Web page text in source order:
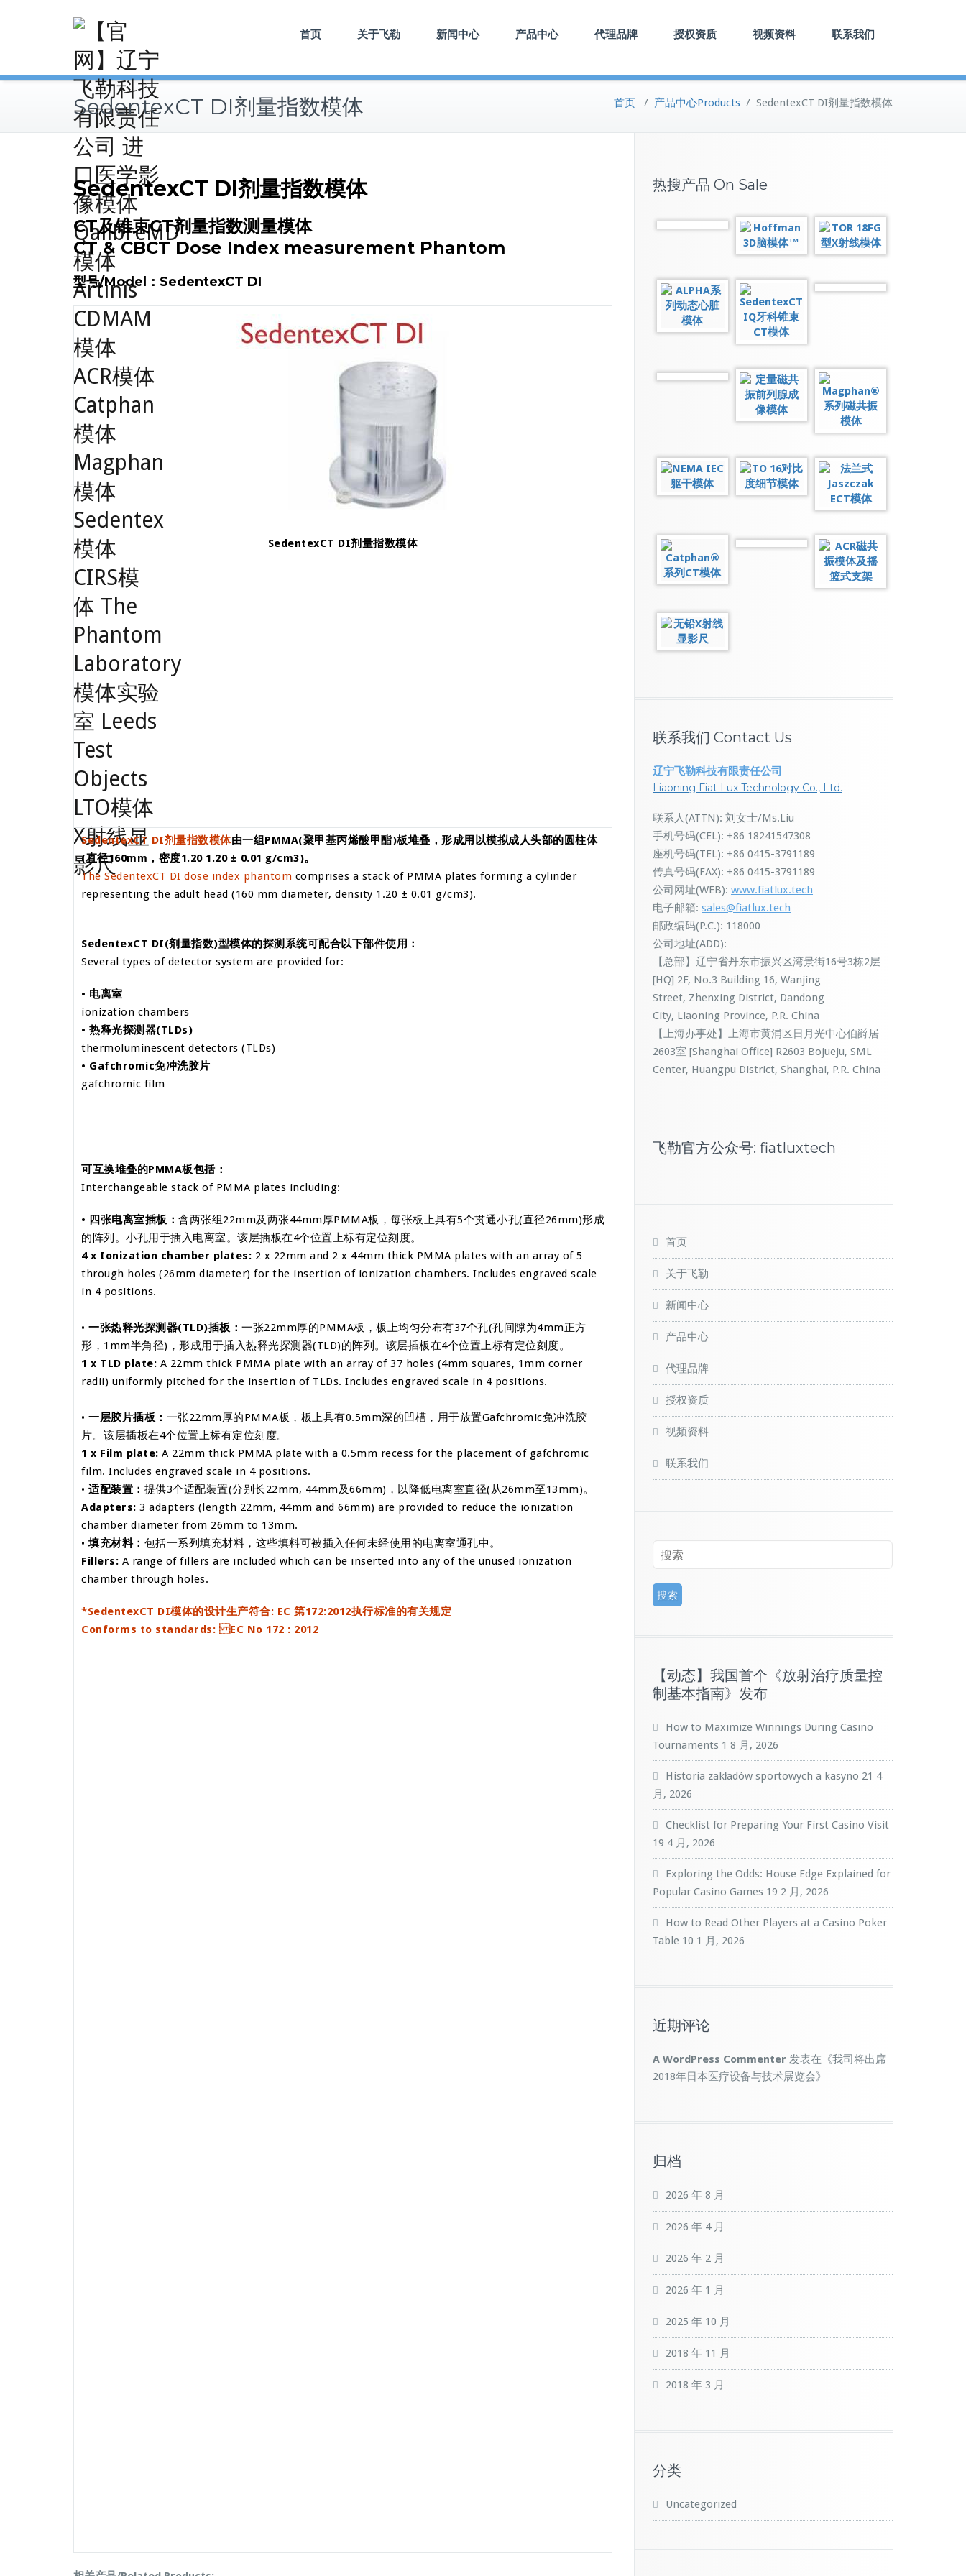
首页 关于飞勒 新闻中心 产品中心 代理品牌 授权资质 视频资料 联系我们
SedentexCT DI剂量指数模体 首页 / 产品中心Products / SedentexCT DI剂量指数模体
SedentexCT DI剂量指数模体
CT及锥束CT剂量指数测量模体
CT & CBCT Dose Index measurement Phantom
型号/Model：SedentexCT DI
SedentexCT DI剂量指数模体
SedentexCT DI剂量指数模体由一组PMMA(聚甲基丙烯酸甲酯)板堆叠，形成用以模拟成人头部的圆柱体
(直径160mm，密度1.201.20 ± 0.01 g/cm3)。
The SedentexCT DI dose index phantom comprises a stack of PMMA plates forming a cylinder
representing the adult head (160 mm diameter, density 1.20 ± 0.01 g/cm3).
SedentexCT DI(剂量指数)型模体的探测系统可配合以下部件使用：
Several types of detector system are provided for:
• 电离室
ionization chambers
• 热释光探测器(TLDs)
thermoluminescent detectors (TLDs)
• Gafchromic免冲洗胶片
gafchromic film
可互换堆叠的PMMA板包括：
Interchangeable stack of PMMA plates including:
• 四张电离室插板： 含两张组22mm及两张44mm厚PMMA板，每张板上具有5个贯通小孔(直径26mm)形成
的阵列。小孔用于插入电离室。该层插板在4个位置上标有定位刻度。
4 x Ionization chamber plates: 2 x 22mm and 2 x 44mm thick PMMA plates with an array of 5
through holes (26mm diameter) for the insertion of ionization chambers. Includes engraved scale
in 4 positions.
• 一张热释光探测器(TLD)插板： 一张22mm厚的PMMA板，板上均匀分布有37个孔(孔间隙为4mm正方
形，1mm半角径)，形成用于插入热释光探测器(TLD)的阵列。该层插板在4个位置上标有定位刻度。
1 x TLD plate: A 22mm thick PMMA plate with an array of 37 holes (4mm squares, 1mm corner
radii) uniformly pitched for the insertion of TLDs. Includes engraved scale in 4 positions.
• 一层胶片插板： 一张22mm厚的PMMA板，板上具有0.5mm深的凹槽，用于放置Gafchromic免冲洗胶
片。该层插板在4个位置上标有定位刻度。
1 x Film plate: A 22mm thick PMMA plate with a 0.5mm recess for the placement of gafchromic
film. Includes engraved scale in 4 positions.
• 适配装置： 提供3个适配装置(分别长22mm, 44mm及66mm)，以降低电离室直径(从26mm至13mm)。
Adapters: 3 adapters (length 22mm, 44mm and 66mm) are provided to reduce the ionization
chamber diameter from 26mm to 13mm.
•填充材料： 包括一系列填充材料，这些填料可被插入任何未经使用的电离室通孔中。
Fillers: A range of fillers are included which can be inserted into any of the unused ionization
chamber through holes.
*SedentexCT DI模体的设计生产符合: EC 第172:2012执行标准的有关规定
Conforms to standards: EC No 172 : 2012
热搜产品 On Sale
联系我们 Contact Us
辽宁飞勒科技有限责任公司
Liaoning Fiat Lux Technology Co., Ltd.
联系人(ATTN): 刘女士/Ms.Liu
手机号码(CEL): +86 18241547308
座机号码(TEL): +86 0415-3791189
传真号码(FAX): +86 0415-3791189
公司网址(WEB): www.fiatlux.tech
电子邮箱: sales@fiatlux.tech
邮政编码(P.C.): 118000
公司地址(ADD):
【总部】辽宁省丹东市振兴区湾景街16号3栋2层
[HQ] 2F, No.3 Building 16, Wanjing
Street, Zhenxing District, Dandong
City, Liaoning Province, P.R. China
【上海办事处】上海市黄浦区日月光中心伯爵居
2603室 [Shanghai Office] R2603 Bojueju, SML
Center, Huangpu District, Shanghai, P.R. China
飞勒官方公众号: fiatluxtech
首页
关于飞勒
新闻中心
产品中心
代理品牌
授权资质
视频资料
联系我们
【动态】我国首个《放射治疗质量控
制基本指南》发布
How to Maximize Winnings During Casino
Tournaments 1 8 月, 2026
Historia zakładów sportowych a kasyno 21 4
月, 2026
Checklist for Preparing Your First Casino Visit
19 4 月, 2026
Exploring the Odds: House Edge Explained for
Popular Casino Games 19 2 月, 2026
How to Read Other Players at a Casino Poker
Table 10 1 月, 2026
近期评论
A WordPress Commenter 发表在《我司将出席
2018年日本医疗设备与技术展览会》
归档
2026 年 8 月
2026 年 4 月
2026 年 2 月
2026 年 1 月
2025 年 10 月
2018 年 11 月
2018 年 3 月
分类
Uncategorized